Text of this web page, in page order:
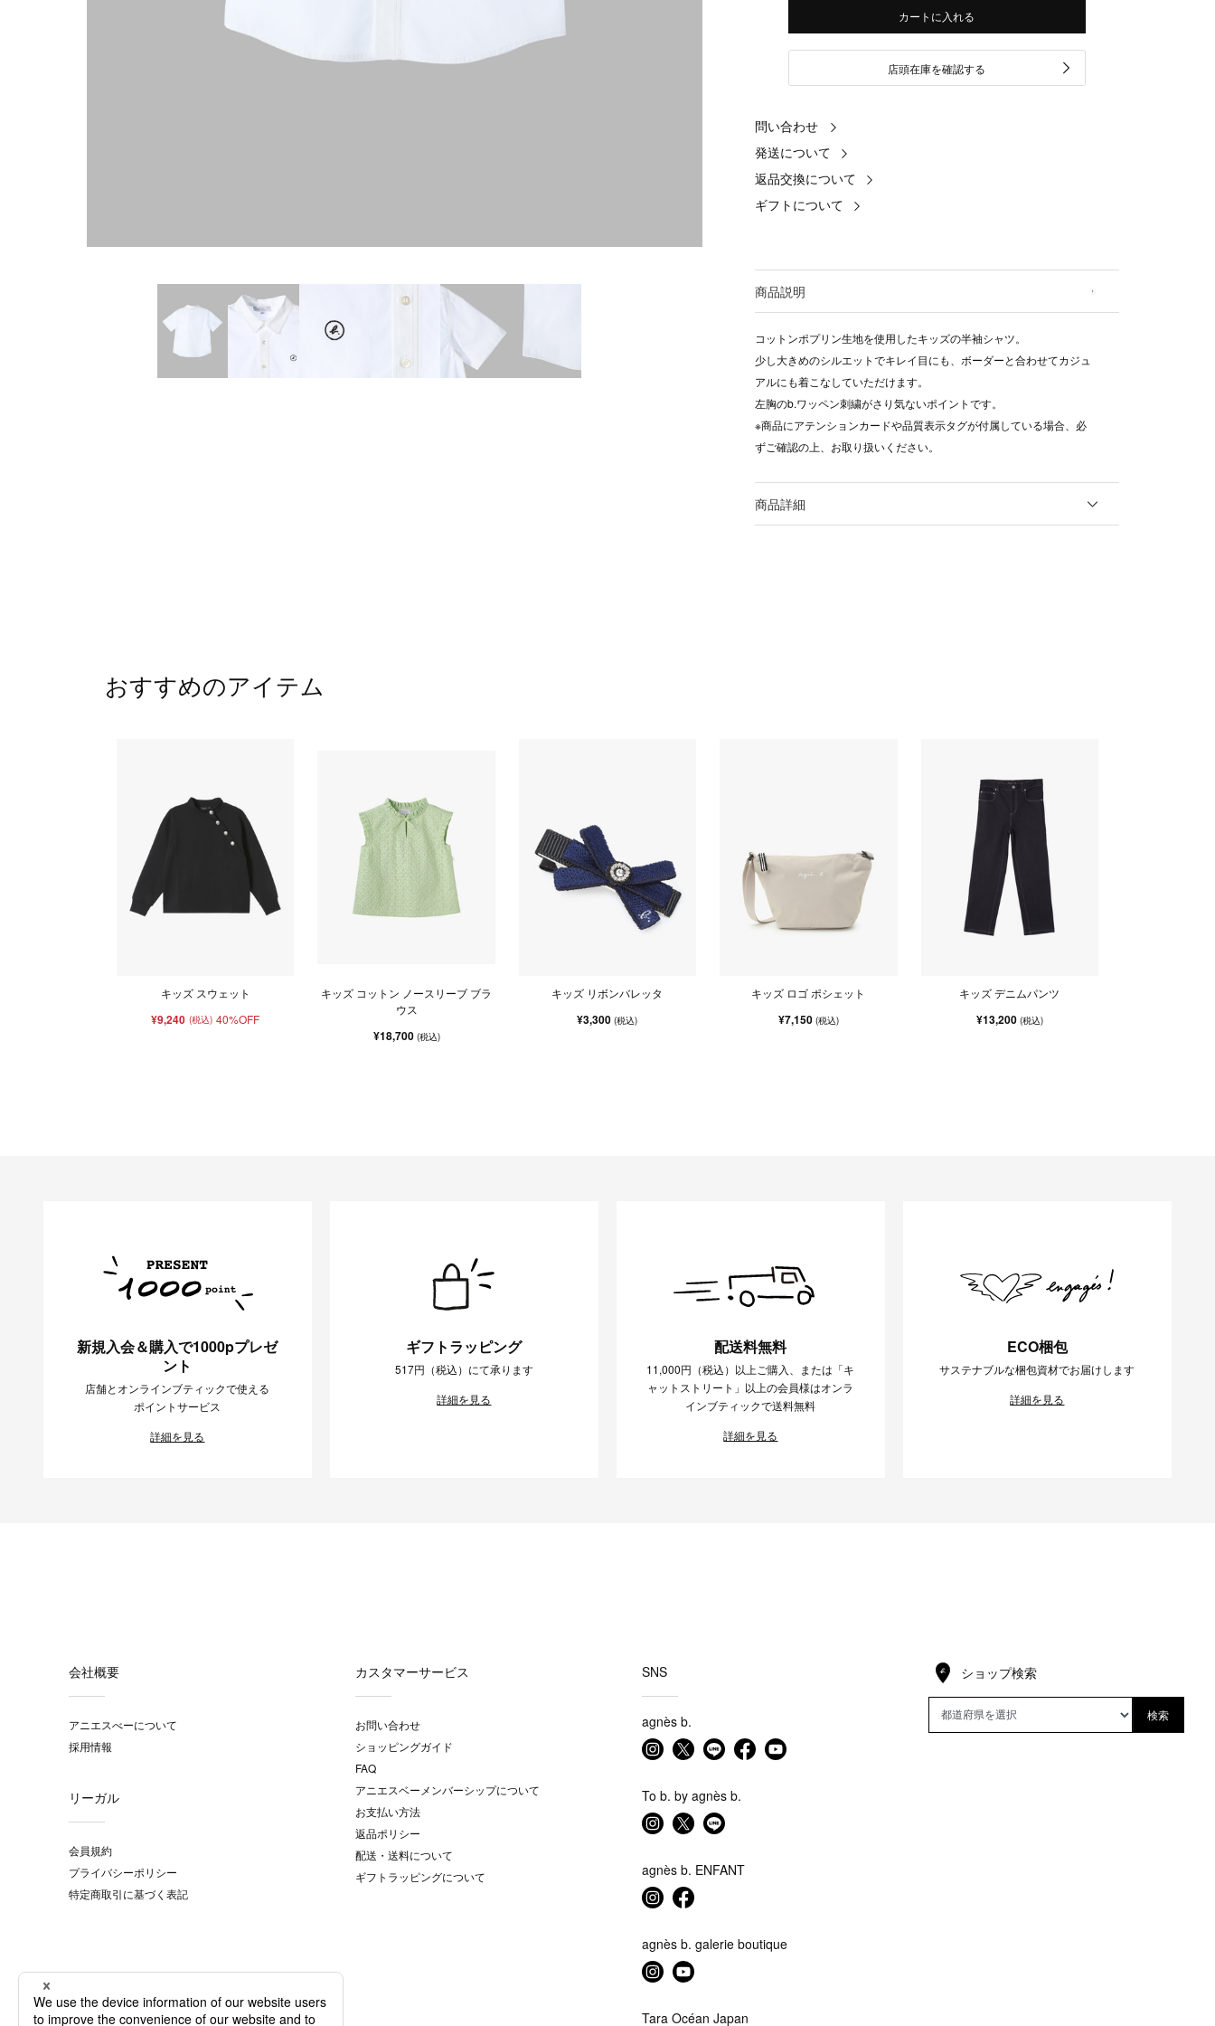
カートに入れる
店頭在庫を確認する
問い合わせ
発送について
返品交換について
ギフトについて
商品説明
コットンポプリン生地を使用したキッズの半袖シャツ。
少し大きめのシルエットでキレイ目にも、ボーダーと合わせてカジュ
アルにも着こなしていただけます。
左胸のb.ワッペン刺繍がさり気ないポイントです。
※商品にアテンションカードや品質表示タグが付属している場合、必
ずご確認の上、お取り扱いください。
商品詳細
おすすめのアイテム
キッズ スウェット
¥9,240 (税込) 40%OFF
キッズ コットン ノースリーブ ブラ
ウス
¥18,700 (税込)
キッズ リボンバレッタ
¥3,300(税込)
キッズ ロゴ ポシェット
¥7,150 (税込)
キッズ デニムパンツ
¥13,200 (税込)
新規入会＆購入で1000pプレゼ
ント
店舗とオンラインブティックで使える
ポイントサービス
詳細を見る
ギフトラッピング
517円（税込）にて承ります
詳細を見る
配送料無料
11,000円（税込）以上ご購入、または「キ
ャットストリート」以上の会員様はオンラ
インブティックで送料無料
詳細を見る
ECO梱包
サステナブルな梱包資材でお届けします
詳細を見る
会社概要
アニエスべーについて
採用情報
リーガル
会員規約
プライバシーポリシー
特定商取引に基づく表記
カスタマーサービス
お問い合わせ
ショッピングガイド
FAQ
アニエスベーメンバーシップについて
お支払い方法
返品ポリシー
配送・送料について
ギフトラッピングについて
SNS
agnès b.
To b. by agnès b.
agnès b. ENFANT
agnès b. galerie boutique
Tara Océan Japan
ショップ検索
検索